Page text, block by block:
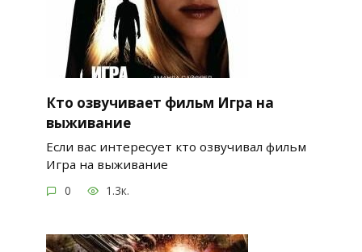
Кто озвучивает фильм Игра на
выживание
Если вас интересует кто озвучивал фильм
Игра на выживание
0 1.3к.